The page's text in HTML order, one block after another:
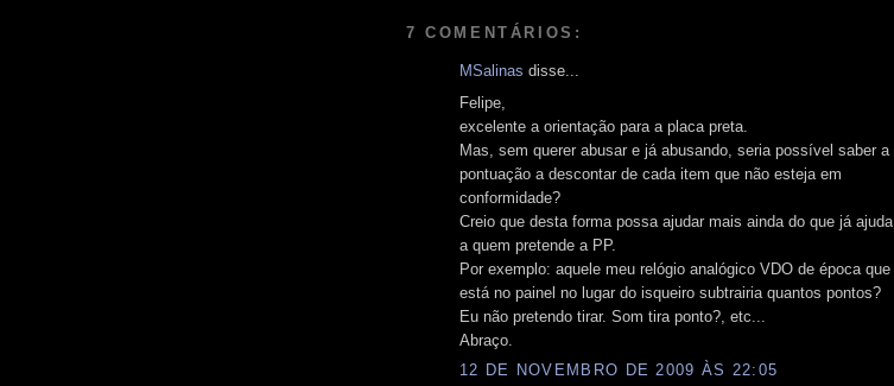
7 COMENTÁRIOS:
MSalinas disse...
Felipe,
excelente a orientação para a placa preta.
Mas, sem querer abusar e já abusando, seria possível saber a
pontuação a descontar de cada item que não esteja em
conformidade?
Creio que desta forma possa ajudar mais ainda do que já ajuda
a quem pretende a PP.
Por exemplo: aquele meu relógio analógico VDO de época que
está no painel no lugar do isqueiro subtrairia quantos pontos?
Eu não pretendo tirar. Som tira ponto?, etc...
Abraço.
12 DE NOVEMBRO DE 2009 ÀS 22:05